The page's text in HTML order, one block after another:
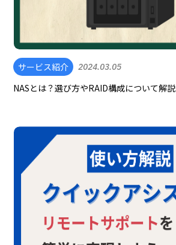
サービス紹介 2024.03.05
NASとは？選び方やRAID構成について解説